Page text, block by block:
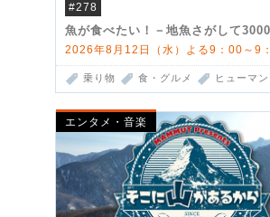
#278
魚が食べたい！－地魚さがして
2026年8月12日（水）よる9：00～9
乗り物 食・グルメ ヒューマン
エンタメ・音楽